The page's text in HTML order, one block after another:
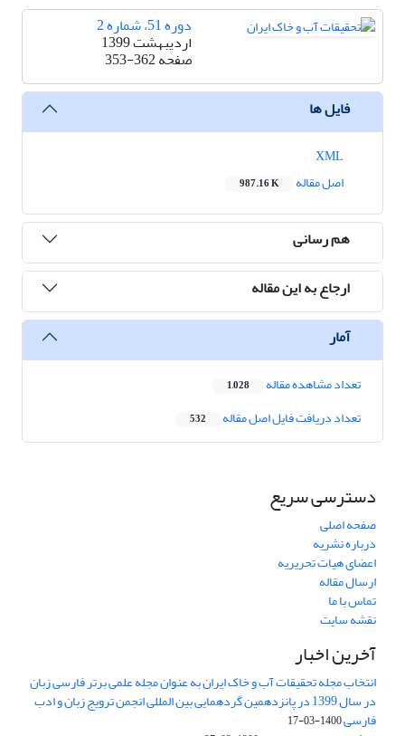
دوره 51، شماره 2
اردیبهشت 1399
صفحه353-362
فایل ها
اصل مقاله
987.16 K
هم رسانی
ارجاع به این مقاله
آمار
تعداد مشاهده مقاله 1,028
تعداد دریافت فایل اصل مقاله 532
دسترسی سریع
صفحه اصلی
درباره نشریه
اعضای هیات تحریریه
ارسال مقاله
تماس با ما
نقشه سایت
آخرین اخبار
انتخاب مجله تحقیقات آب و خاک ایران به عنوان مجله علمی برتر فارسی زبان
در سال 1399 در پانزدهمین گردهمایی بین المللی انجمن ترویج زبان و ادب
فارسی1400-03-17